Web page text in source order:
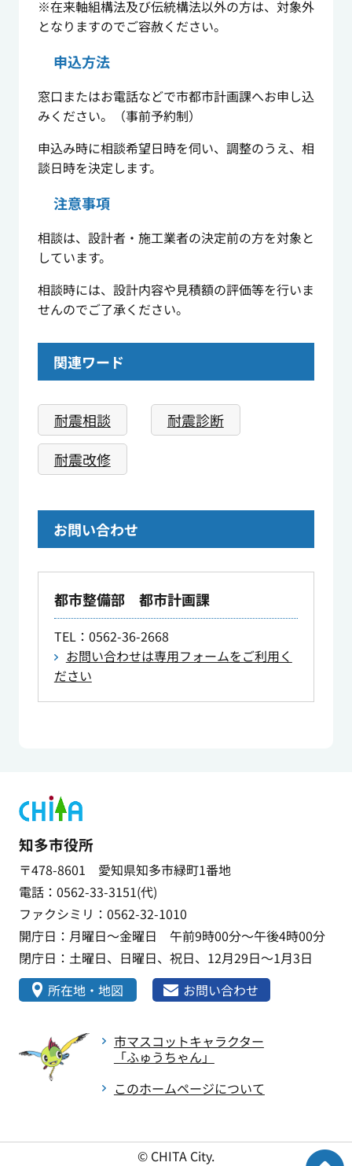
※在来軸組構法及び伝統構法以外の方は、対象外
となりますのでご容赦ください。
申込方法
窓口またはお電話などで市都市計画課へお申し込
みください。（事前予約制）
申込み時に相談希望日時を伺い、調整のうえ、相
談日時を決定します。
注意事項
相談は、設計者・施工業者の決定前の方を対象と
しています。
相談時には、設計内容や見積額の評価等を行いま
せんのでご了承ください。
関連ワード
耐震相談
耐震診断
耐震改修
お問い合わせ
都市整備部 都市計画課
TEL：0562-36-2668
お問い合わせは専用フォームをご利用く
ださい
知多市役所
〒478-8601 愛知県知多市緑町1番地
電話：0562-33-3151(代)
ファクシミリ：0562-32-1010
開庁日：月曜日～金曜日 午前9時00分～午後4時00分
閉庁日：土曜日、日曜日、祝日、12月29日～1月3日
所在地・地図
お問い合わせ
市マスコットキャラクター
「ふゅうちゃん」
このホームページについて
© CHITA City.